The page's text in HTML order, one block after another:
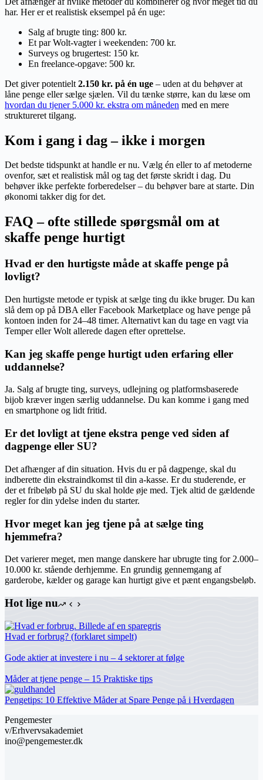
har. Her er et realistisk eksempel på én uge:
Salg af brugte ting: 800 kr.
Et par Wolt-vagter i weekenden: 700 kr.
Surveys og brugertest: 150 kr.
En freelance-opgave: 500 kr.
Det giver potentielt 2.150 kr. på én uge – uden at du behøver at
låne penge eller sælge sjælen. Vil du tænke større, kan du læse om
hvordan du tjener 5.000 kr. ekstra om måneden med en mere
struktureret tilgang.
Kom i gang i dag – ikke i morgen
Det bedste tidspunkt at handle er nu. Vælg én eller to af metoderne
ovenfor, sæt et realistisk mål og tag det første skridt i dag. Du
behøver ikke perfekte forberedelser – du behøver bare at starte. Din
økonomi takker dig for det.
FAQ – ofte stillede spørgsmål om at
skaffe penge hurtigt
Hvad er den hurtigste måde at skaffe penge på
lovligt?
Den hurtigste metode er typisk at sælge ting du ikke bruger. Du kan
slå dem op på DBA eller Facebook Marketplace og have penge på
kontoen inden for 24–48 timer. Alternativt kan du tage en vagt via
Temper eller Wolt allerede dagen efter oprettelse.
Kan jeg skaffe penge hurtigt uden erfaring eller
uddannelse?
Ja. Salg af brugte ting, surveys, udlejning og platformsbaserede
bijob kræver ingen særlig uddannelse. Du kan komme i gang med
en smartphone og lidt fritid.
Er det lovligt at tjene ekstra penge ved siden af
dagpenge eller SU?
Det afhænger af din situation. Hvis du er på dagpenge, skal du
indberette din ekstraindkomst til din a-kasse. Er du studerende, er
der et fribeløb på SU du skal holde øje med. Tjek altid de gældende
regler for din ydelse inden du starter.
Hvor meget kan jeg tjene på at sælge ting
hjemmefra?
Det varierer meget, men mange danskere har ubrugte ting for 2.000–
10.000 kr. stående derhjemme. En grundig gennemgang af
garderobe, kælder og garage kan hurtigt give et pænt engangsbeløb.
Hot lige nu
Hvad er forbrug? (forklaret simpelt)
Gode aktier at investere i nu – 4 sektorer at følge
Måder at tjene penge – 15 Praktiske tips
Pengetips: 10 Effektive Måder at Spare Penge på i Hverdagen
Pengemester
v/Erhvervsakademiet
ino@pengemester.dk